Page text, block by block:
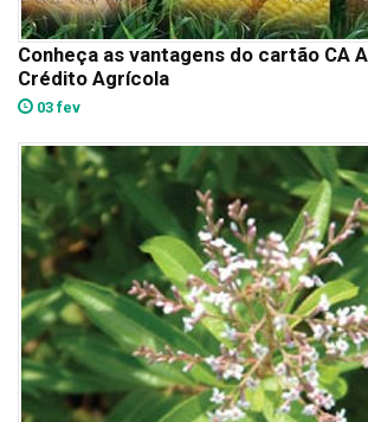
Conheça as vantagens do cartão CA
Crédito Agrícola
03 fev